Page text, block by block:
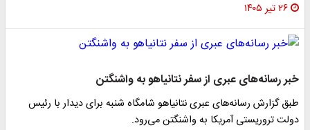
۲۶ تیر ۱۴۰۵
خبر رسانه‌های عبری از سفر نتانیاهو به واشنگتن
طبق گزارش رسانه‌های عبری نتانیاهو شامگاه شنبه برای دیدار با رئیس
دولت تروریستی آمریکا به واشنگتن می‌رود.